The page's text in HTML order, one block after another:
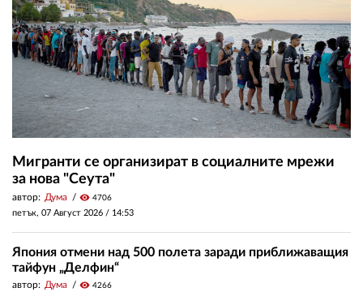
Мигранти се организират в социалните мрежи
за нова "Сеута"
автор: Дума visibility 4706
петък, 07 Август 2026 / 14:53
Япония отмени над 500 полета заради приближаващия
тайфун „Делфин“
автор: Дума visibility 4266